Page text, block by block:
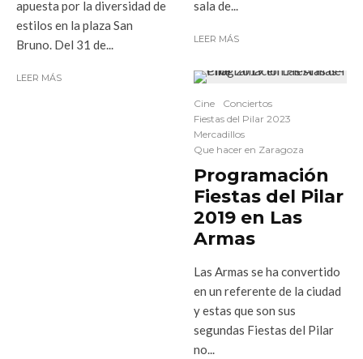
apuesta por la diversidad de
estilos en la plaza San
Bruno. Del 31 de...
LEER MÁS
sala de...
LEER MÁS
Cine
Conciertos
Fiestas del Pilar 2023
Mercadillos
Que hacer en Zaragoza
Programación
Fiestas del Pilar
2019 en Las
Armas
Las Armas se ha convertido
en un referente de la ciudad
y estas que son sus
segundas Fiestas del Pilar
no...